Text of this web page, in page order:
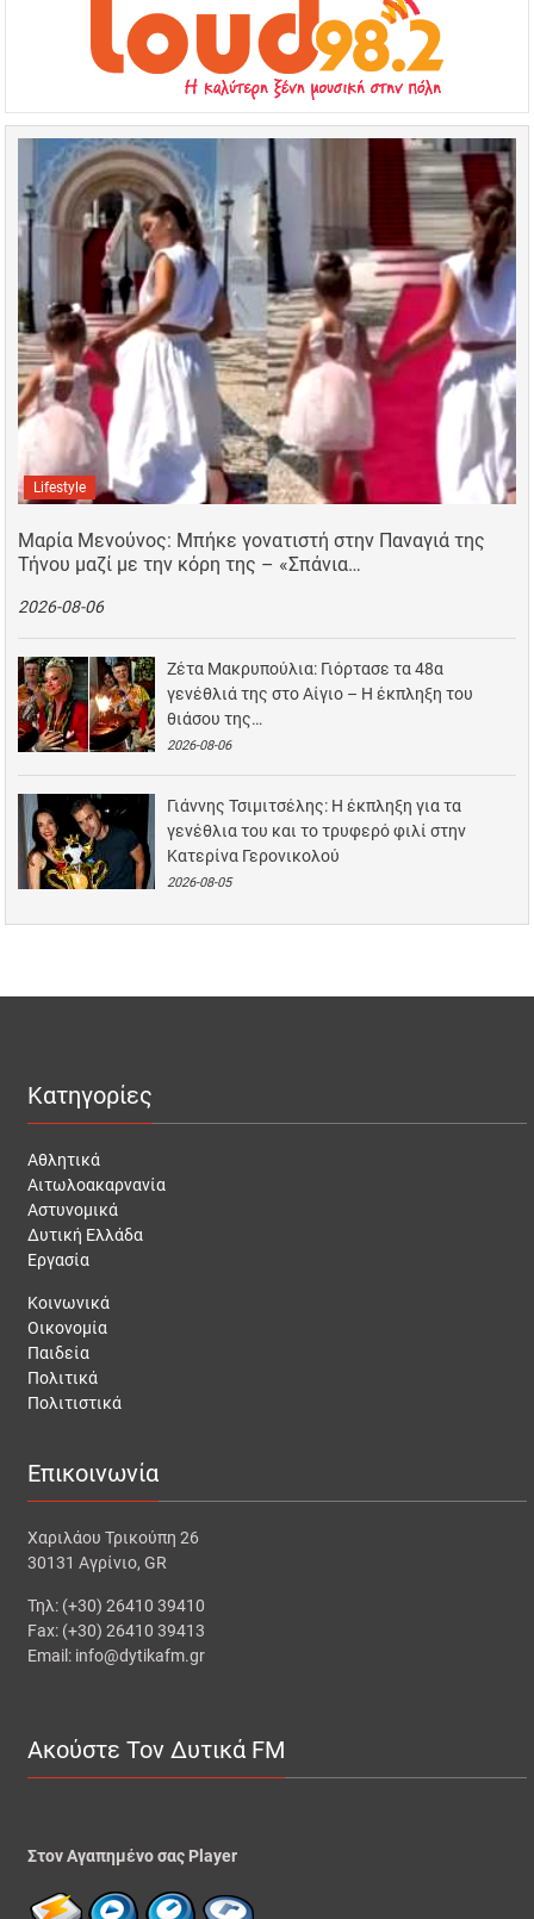
Lifestyle
Μαρία Μενούνος: Μπήκε γονατιστή στην Παναγιά της
Τήνου μαζί με την κόρη της – «Σπάνια…
2026-08-06
Ζέτα Μακρυπούλια: Γιόρτασε τα 48α
γενέθλιά της στο Αίγιο – Η έκπληξη του
θιάσου της…
2026-08-06
Γιάννης Τσιμιτσέλης: Η έκπληξη για τα
γενέθλια του και το τρυφερό φιλί στην
Κατερίνα Γερονικολού
2026-08-05
Κατηγορίες
Αθλητικά
Αιτωλοακαρνανία
Αστυνομικά
Δυτική Ελλάδα
Εργασία
Κοινωνικά
Οικονομία
Παιδεία
Πολιτικά
Πολιτιστικά
Επικοινωνία
Χαριλάου Τρικούπη 26
30131 Αγρίνιο, GR
Τηλ: (+30) 26410 39410
Fax: (+30) 26410 39413
Email: info@dytikafm.gr
Ακούστε Τον Δυτικά FM
Στον Αγαπημένο σας Player